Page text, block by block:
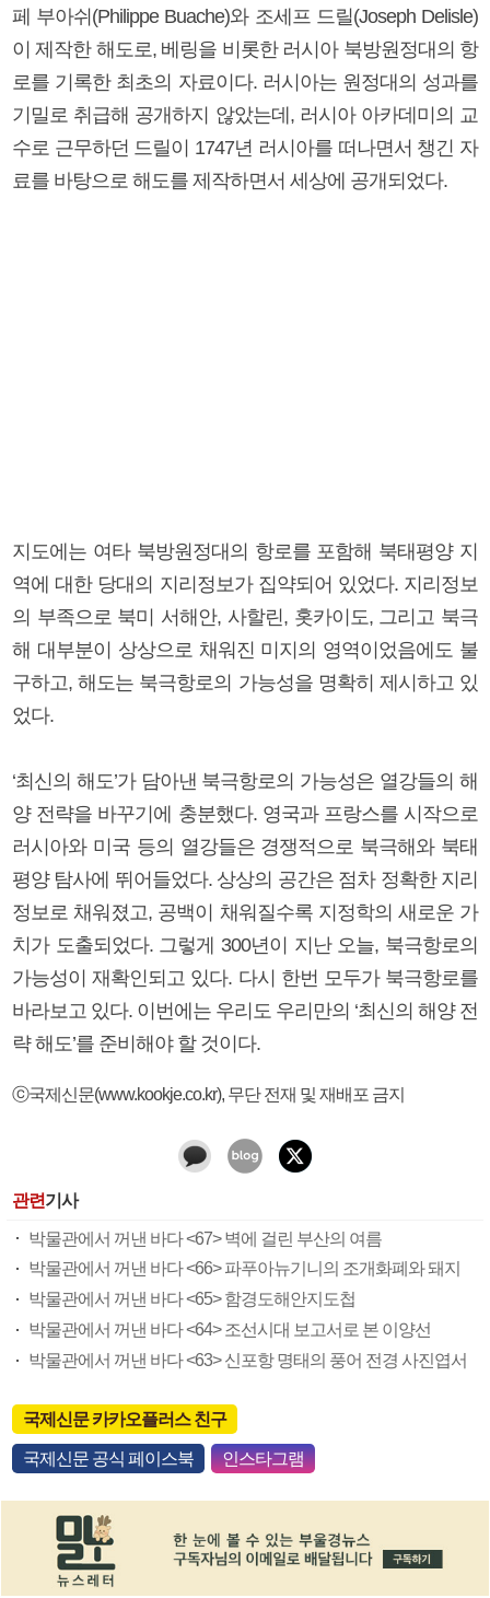
페 부아쉬(Philippe Buache)와 조세프 드릴(Joseph Delisle)
이 제작한 해도로, 베링을 비롯한 러시아 북방원정대의 항
로를 기록한 최초의 자료이다. 러시아는 원정대의 성과를
기밀로 취급해 공개하지 않았는데, 러시아 아카데미의 교
수로 근무하던 드릴이 1747년 러시아를 떠나면서 챙긴 자
료를 바탕으로 해도를 제작하면서 세상에 공개되었다.
지도에는 여타 북방원정대의 항로를 포함해 북태평양 지
역에 대한 당대의 지리정보가 집약되어 있었다. 지리정보
의 부족으로 북미 서해안, 사할린, 홋카이도, 그리고 북극
해 대부분이 상상으로 채워진 미지의 영역이었음에도 불
구하고, 해도는 북극항로의 가능성을 명확히 제시하고 있
었다.
‘최신의 해도’가 담아낸 북극항로의 가능성은 열강들의 해
양 전략을 바꾸기에 충분했다. 영국과 프랑스를 시작으로
러시아와 미국 등의 열강들은 경쟁적으로 북극해와 북태
평양 탐사에 뛰어들었다. 상상의 공간은 점차 정확한 지리
정보로 채워졌고, 공백이 채워질수록 지정학의 새로운 가
치가 도출되었다. 그렇게 300년이 지난 오늘, 북극항로의
가능성이 재확인되고 있다. 다시 한번 모두가 북극항로를
바라보고 있다. 이번에는 우리도 우리만의 ‘최신의 해양 전
략 해도’를 준비해야 할 것이다.
ⓒ국제신문(www.kookje.co.kr), 무단 전재 및 재배포 금지
관련기사
박물관에서 꺼낸 바다 <67> 벽에 걸린 부산의 여름
박물관에서 꺼낸 바다 <66> 파푸아뉴기니의 조개화폐와 돼지
박물관에서 꺼낸 바다 <65> 함경도해안지도첩
박물관에서 꺼낸 바다 <64> 조선시대 보고서로 본 이양선
박물관에서 꺼낸 바다 <63> 신포항 명태의 풍어 전경 사진엽서
국제신문 카카오플러스 친구
국제신문 공식 페이스북 인스타그램